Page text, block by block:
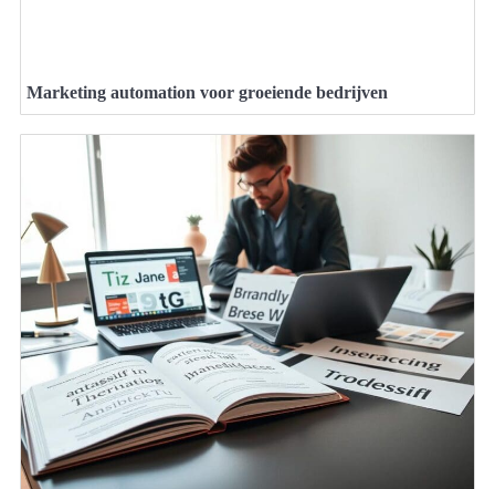
Marketing automation voor groeiende bedrijven